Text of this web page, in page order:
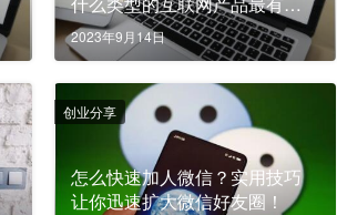
值？
2023年9月14日
怎么快速加人微信？实用技巧
让你迅速扩大微信好友圈！
创业分享